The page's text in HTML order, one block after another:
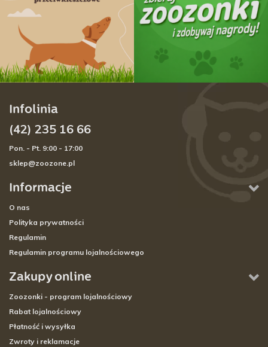
Informacje
O nas
Polityka prywatności
Regulamin
Regulamin programu lojalnościowego
Zakupy online
Zoozonki - program lojalnościowy
Rabat lojalnościowy
Płatność i wysyłka
Zwroty i reklamacje
Infolinia
(42) 235 16 66
Pon. - Pt. 9:00 - 17:00
sklep@zoozone.pl